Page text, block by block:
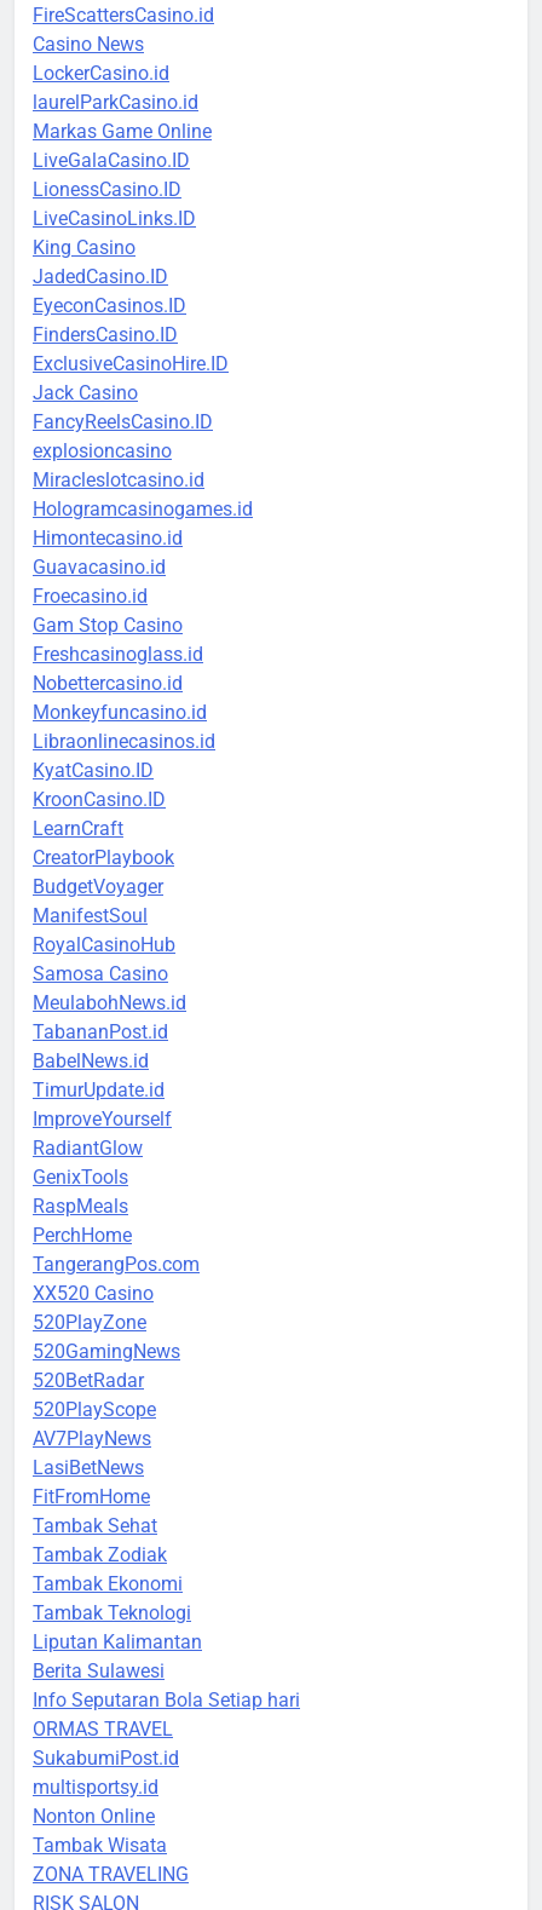
FireScattersCasino.id
Casino News
LockerCasino.id
laurelParkCasino.id
Markas Game Online
LiveGalaCasino.ID
LionessCasino.ID
LiveCasinoLinks.ID
King Casino
JadedCasino.ID
EyeconCasinos.ID
FindersCasino.ID
ExclusiveCasinoHire.ID
Jack Casino
FancyReelsCasino.ID
explosioncasino
Miracleslotcasino.id
Hologramcasinogames.id
Himontecasino.id
Guavacasino.id
Froecasino.id
Gam Stop Casino
Freshcasinoglass.id
Nobettercasino.id
Monkeyfuncasino.id
Libraonlinecasinos.id
KyatCasino.ID
KroonCasino.ID
LearnCraft
CreatorPlaybook
BudgetVoyager
ManifestSoul
RoyalCasinoHub
Samosa Casino
MeulabohNews.id
TabananPost.id
BabelNews.id
TimurUpdate.id
ImproveYourself
RadiantGlow
GenixTools
RaspMeals
PerchHome
TangerangPos.com
XX520 Casino
520PlayZone
520GamingNews
520BetRadar
520PlayScope
AV7PlayNews
LasiBetNews
FitFromHome
Tambak Sehat
Tambak Zodiak
Tambak Ekonomi
Tambak Teknologi
Liputan Kalimantan
Berita Sulawesi
Info Seputaran Bola Setiap hari
ORMAS TRAVEL
SukabumiPost.id
multisportsy.id
Nonton Online
Tambak Wisata
ZONA TRAVELING
RISK SALON